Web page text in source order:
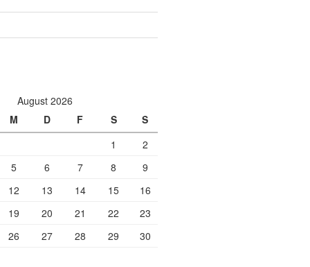
August 2026
M
D F S
S
1
2
5
6 7 8
9
12
13 14 15
16
19
20 21 22
23
26
27 28 29 30